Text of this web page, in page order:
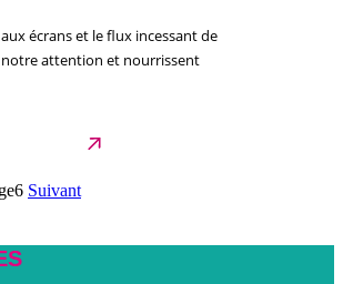
écrans et le flux incessant de
attention et nourrissent
Suivant